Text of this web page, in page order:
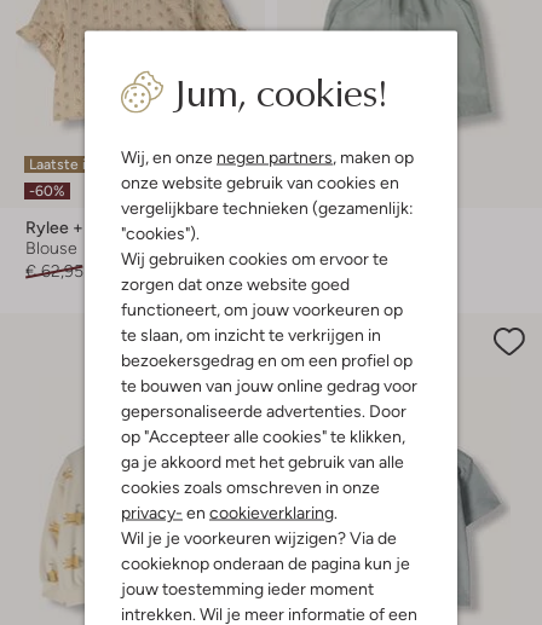
Jum, cookies!
Wij, en onze negen partners, maken op
onze website gebruik van cookies en
vergelijkbare technieken (gezamenlijk:
"cookies").
Wij gebruiken cookies om ervoor te
zorgen dat onze website goed
functioneert, om jouw voorkeuren op
te slaan, om inzicht te verkrijgen in
bezoekersgedrag en om een profiel op
te bouwen van jouw online gedrag voor
gepersonaliseerde advertenties. Door
op "Accepteer alle cookies" te klikken,
ga je akkoord met het gebruik van alle
cookies zoals omschreven in onze
privacy- en cookieverklaring.
Wil je je voorkeuren wijzigen? Via de
cookieknop onderaan de pagina kun je
jouw toestemming ieder moment
intrekken. Wil je meer informatie of een
Laatste item
-60%
Rylee + Cru
Blouse
€ 62,95
€ 24,99
Laatste items
-60%
€ 59,95
€ 23,99